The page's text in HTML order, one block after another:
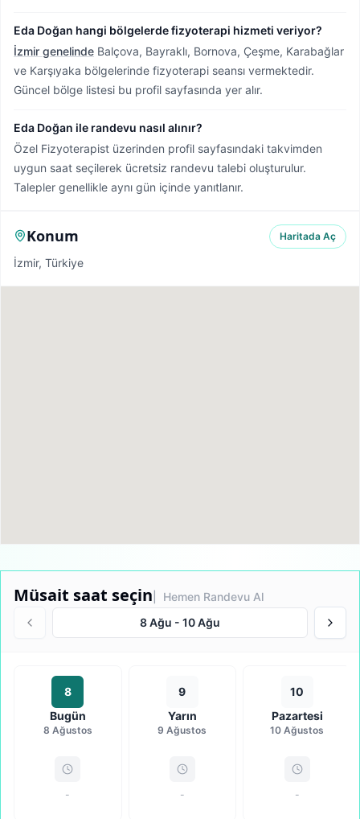
Eda Doğan hangi bölgelerde fizyoterapi hizmeti veriyor?
İzmir genelinde Balçova, Bayraklı, Bornova, Çeşme, Karabağlar
ve Karşıyaka bölgelerinde fizyoterapi seansı vermektedir.
Güncel bölge listesi bu profil sayfasında yer alır.
Eda Doğan ile randevu nasıl alınır?
Özel Fizyoterapist üzerinden profil sayfasındaki takvimden
uygun saat seçilerek ücretsiz randevu talebi oluşturulur.
Talepler genellikle aynı gün içinde yanıtlanır.
Konum
İzmir, Türkiye
Haritada Aç
Müsait saat seçin | Hemen Randevu Al
8 Ağu - 10 Ağu
8
Bugün
8 Ağustos
-
9
Yarın
9 Ağustos
-
10
Pazartesi
10 Ağustos
-